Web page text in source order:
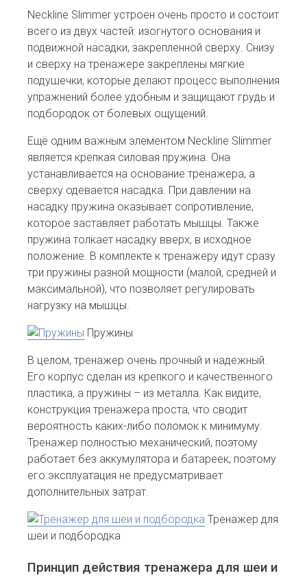
Neckline Slimmer устроен очень просто и состоит
всего из двух частей: изогнутого основания и
подвижной насадки, закрепленной сверху. Снизу
и сверху на тренажере закреплены мягкие
подушечки, которые делают процесс выполнения
упражнений более удобным и защищают грудь и
подбородок от болевых ощущений.
Ещё одним важным элементом Neckline Slimmer
является крепкая силовая пружина. Она
устанавливается на основание тренажера, а
сверху одевается насадка. При давлении на
насадку пружина оказывает сопротивление,
которое заставляет работать мышцы. Также
пружина толкает насадку вверх, в исходное
положение. В комплекте к тренажеру идут сразу
три пружины разной мощности (малой, средней и
максимальной), что позволяет регулировать
нагрузку на мышцы.
Пружины
В целом, тренажер очень прочный и надежный.
Его корпус сделан из крепкого и качественного
пластика, а пружины – из металла. Как видите,
конструкция тренажера проста, что сводит
вероятность каких-либо поломок к минимуму.
Тренажер полностью механический, поэтому
работает без аккумулятора и батареек, поэтому
его эксплуатация не предусматривает
дополнительных затрат.
Тренажер для
шеи и подбородка
Принцип действия тренажера для шеи и